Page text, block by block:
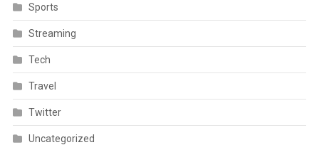
Sports
Streaming
Tech
Travel
Twitter
Uncategorized